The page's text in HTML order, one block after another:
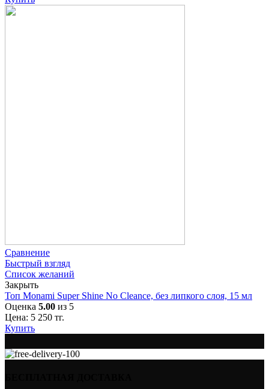
Сравнение
Быстрый взгляд
Список желаний
Закрыть
Топ Monami Super Shine No Cleance, без липкого слоя, 15 мл
Оценка 5.00 из 5
Цена: 5 250 тг.
Купить